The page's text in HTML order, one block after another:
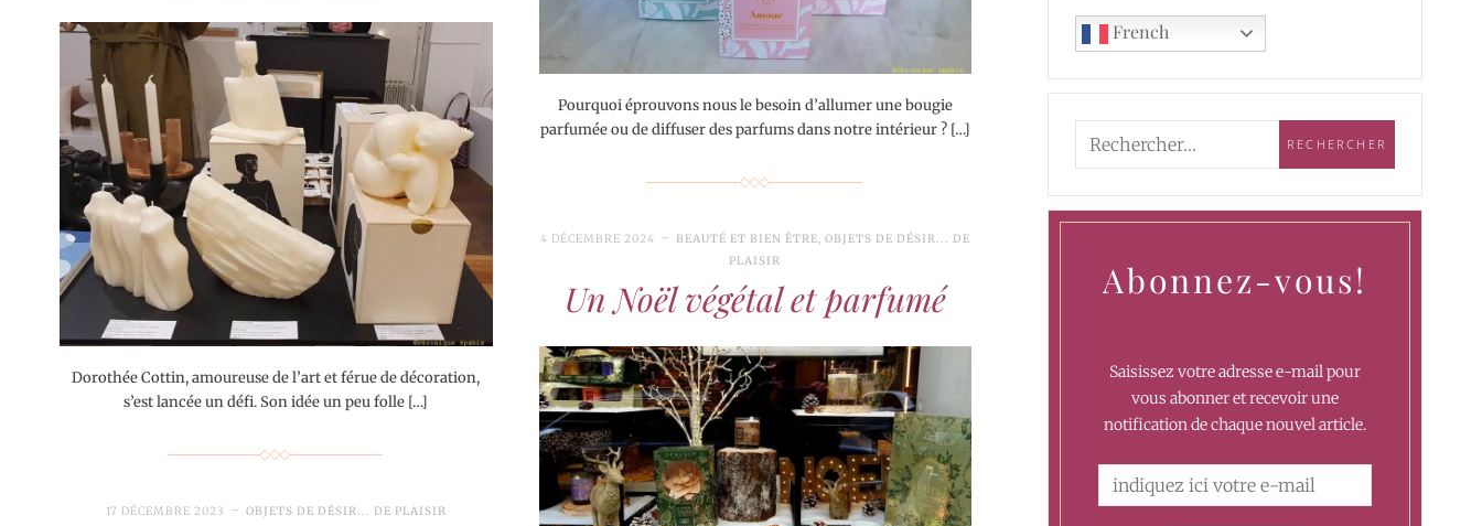
Pourquoi éprouvons nous le besoin d’allumer une bougie
parfumée ou de diffuser des parfums dans notre intérieur ? […]
Dorothée Cottin, amoureuse de l’art et férue de décoration,
s’est lancée un défi. Son idée un peu folle […]
4 DÉCEMBRE 2024 BEAUTÉ ET BIEN ÊTRE, OBJETS DE DÉSIR... DE
PLAISIR
Un Noël végétal et parfumé
17 DÉCEMBRE 2023 OBJETS DE DÉSIR... DE PLAISIR
French
Abonnez-vous!
Saisissez votre adresse e-mail pour
vous abonner et recevoir une
notification de chaque nouvel article.